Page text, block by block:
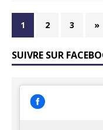
1 2 3 »
SUIVRE SUR